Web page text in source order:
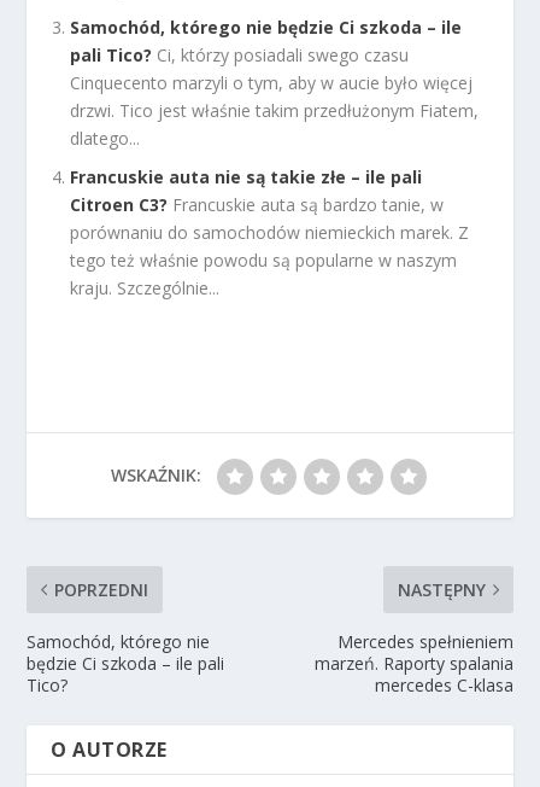
Samochód, którego nie będzie Ci szkoda – ile
pali Tico? Ci, którzy posiadali swego czasu
Cinquecento marzyli o tym, aby w aucie było więcej
drzwi. Tico jest właśnie takim przedłużonym Fiatem,
dlatego...
Francuskie auta nie są takie złe – ile pali
Citroen C3? Francuskie auta są bardzo tanie, w
porównaniu do samochodów niemieckich marek. Z
tego też właśnie powodu są popularne w naszym
kraju. Szczególnie...
WSKAŹNIK:
POPRZEDNI
Samochód, którego nie
będzie Ci szkoda – ile pali
Tico?
NASTĘPNY
Mercedes spełnieniem
marzeń. Raporty spalania
mercedes C-klasa
O AUTORZE